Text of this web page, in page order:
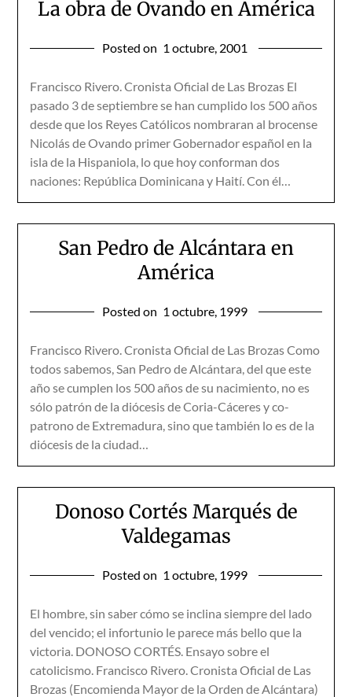
La obra de Ovando en América
Posted on 1 octubre, 2001
Francisco Rivero. Cronista Oficial de Las Brozas El
pasado 3 de septiembre se han cumplido los 500 años
desde que los Reyes Católicos nombraran al brocense
Nicolás de Ovando primer Gobernador español en la
isla de la Hispaniola, lo que hoy conforman dos
naciones: República Dominicana y Haití. Con él…
San Pedro de Alcántara en
América
Posted on 1 octubre, 1999
Francisco Rivero. Cronista Oficial de Las Brozas Como
todos sabemos, San Pedro de Alcántara, del que este
año se cumplen los 500 años de su nacimiento, no es
sólo patrón de la diócesis de Coria-Cáceres y co-
patrono de Extremadura, sino que también lo es de la
diócesis de la ciudad…
Donoso Cortés Marqués de
Valdegamas
Posted on 1 octubre, 1999
El hombre, sin saber cómo se inclina siempre del lado
del vencido; el infortunio le parece más bello que la
victoria. DONOSO CORTÉS. Ensayo sobre el
catolicismo. Francisco Rivero. Cronista Oficial de Las
Brozas (Encomienda Mayor de la Orden de Alcántara)